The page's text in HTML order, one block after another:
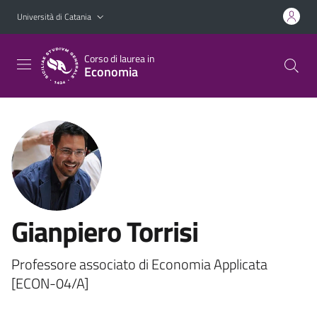
Vai al contenuto principale
Vai al menu di navigazione
Università di Catania
Corso di laurea in
Economia
Gianpiero Torrisi
Professore associato di Economia Applicata
[ECON-04/A]